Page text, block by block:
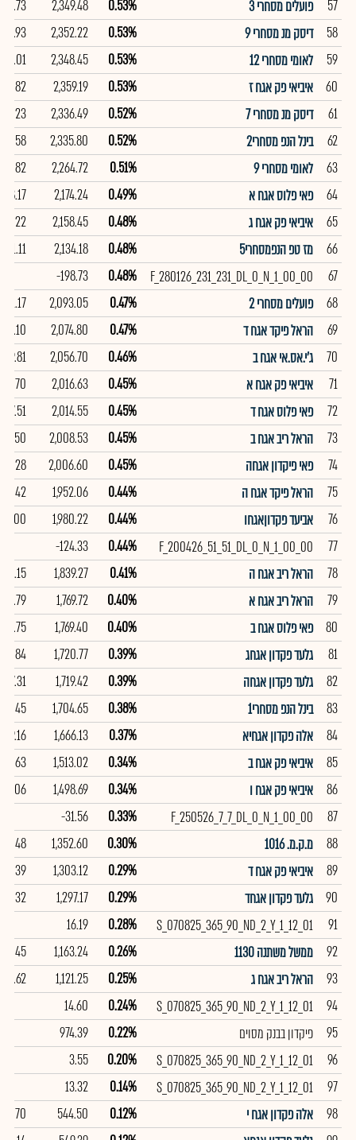
57 פועלים מסחרי 3 0.53%
2,349.48
58
דיסק מנ מסחרי 9 0.53%
2,352.22
59
לאומי מסחרי 12 0.53%
2,348.45
60
איביאי פק אגח ז 0.53%
2,359.19
61
דיסק מנ מסחרי 7 0.52%
2,336.49
62
בינל הנפ מסחרי2 0.52%
2,335.80
63
לאומי מסחרי 9 0.51%
2,264.72
64
פאי פלוס אגח א 0.49%
2,174.24
108.17
65
איביאי פק אגח ג 0.48%
2,158.45
66
מז טפ הנפמסחרי5 0.48%
2,134.18
67
F_280126_231_231_DL_0_N_1_00_00
0.48%
-198.73
68
פועלים מסחרי 2 0.47%
2,093.05
69
הראל פיקד אגח ד 0.47%
2,074.80
110.10
70
ג'י.אס.אי אגח ב 0.46%
2,056.70
109.81
71
איביאי פק אגח א 0.45%
2,016.63
72
פאי פלוס אגח ד 0.45%
2,014.55
107.51
73
הראל ריב אגח ב 0.45%
2,008.53
74
פאי פיקדון אגחה 0.45%
2,006.60
75
הראל פיקד אגח ה 0.44%
1,952.06
76
אביעד פקדוןאגחו 0.44%
1,980.22
77
F_200426_51_51_DL_0_N_1_00_00
0.44%
-124.33
78
הראל ריב אגח ה 0.41%
1,839.27
79
הראל ריב אגח א 0.40%
1,769.72
80
פאי פלוס אגח ב 0.40%
1,769.40
81
גלעד פקדון אגחג 0.39%
1,720.77
82
גלעד פקדון אגחה 0.39%
1,719.42
107.31
83
בינל הנפ מסחרי1 0.38%
1,704.65
84
אלה פקדון אגחיא 0.37%
1,666.13
109.16
85
איביאי פק אגח ב 0.34%
1,513.02
86
איביאי פק אגח ו 0.34%
1,498.69
87
F_250526_7_7_DL_0_N_1_00_00
0.33%
-31.56
88
מ.ק.מ. 1016 0.30%
1,352.60
99.48
89
איביאי פק אגח ד 0.29%
1,303.12
90
גלעד פקדון אגחד 0.29%
1,297.17
91
S_070825_365_90_ND_2_Y_1_12_01
0.28%
16.19
92
ממשל משתנה 1130 0.26%
1,163.24
99.45
93
הראל ריב אגח ג 0.25%
1,121.25
94
S_070825_365_90_ND_2_Y_1_12_01
0.24%
14.60
95
פיקדון בבנק מסוים 0.22%
974.39
96
S_070825_365_90_ND_2_Y_1_12_01
0.20%
3.55
97
S_070825_365_90_ND_2_Y_1_12_01
0.14%
13.32
98
אלה פקדון אגח י 0.12%
544.50